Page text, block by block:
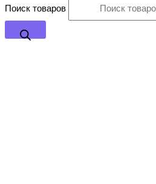
Поиск товаров